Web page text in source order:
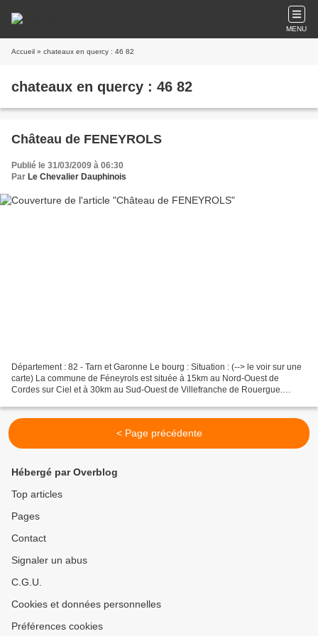
MENU
Accueil » chateaux en quercy : 46 82
chateaux en quercy : 46 82
Château de FENEYROLS
Publié le 31/03/2009 à 06:30
Par Le Chevalier Dauphinois
Département : 82 - Tarn et Garonne Le bourg : Situation : (--> le voir sur une
carte) La commune de Féneyrols est située à 15km au Nord-Ouest de
Cordes sur Ciel et à 30km au Sud-Ouest de Villefranche de Rouergue.
< Page précédente
Hébergé par Overblog
Top articles
Pages
Contact
Signaler un abus
C.G.U.
Cookies et données personnelles
Préférences cookies